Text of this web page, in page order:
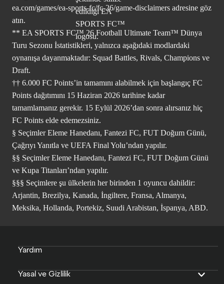
ea.com/games/ea-sports-fc/fc-26/game-disclaimers adresine göz
atın.
** EA SPORTS FC™ 26 Football Ultimate Team™ Dünya
Turu Sezonu İstatistikleri, yalnızca aşağıdaki modlardaki
oynanışa dayanmaktadır: Squad Battles, Rivals, Champions ve
Draft.
†† 6.000 FC Points’in tamamını alabilmek için başlangıç FC
Points dağıtımını 15 Haziran 2026 tarihine kadar
tamamlamanız gerekir. 15 Eylül 2026’dan sonra alırsanız hiç
FC Points elde edemezsiniz.
§ Seçimler Eleme Hanedanı, Fantezi FC, FUT Doğum Günü,
Çağrıyı Yanıtla ve UEFA Final Yolu’ndan yapılır.
§§ Seçimler Eleme Hanedanı, Fantezi FC, FUT Doğum Günü
ve Kupa Titanları’ndan yapılır.
§§§ Seçimlere şu ülkelerin her birinden 1 oyuncu dahildir:
Arjantin, Brezilya, Kanada, İngiltere, Fransa, Almanya,
Meksika, Hollanda, Portekiz, Suudi Arabistan, İspanya, ABD.
Yardım
Yasal ve Gizlilik